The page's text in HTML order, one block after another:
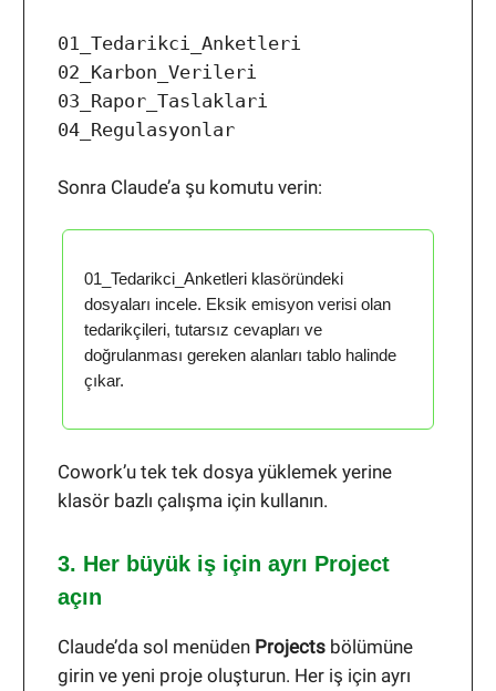
01_Tedarikci_Anketleri
02_Karbon_Verileri
03_Rapor_Taslaklari
04_Regulasyonlar
Sonra Claude’a şu komutu verin:
01_Tedarikci_Anketleri klasöründeki
dosyaları incele. Eksik emisyon verisi olan
tedarikçileri, tutarsız cevapları ve
doğrulanması gereken alanları tablo halinde
çıkar.
Cowork’u tek tek dosya yüklemek yerine
klasör bazlı çalışma için kullanın.
3. Her büyük iş için ayrı Project
açın
Claude’da sol menüden Projects bölümüne
girin ve yeni proje oluşturun. Her iş için ayrı